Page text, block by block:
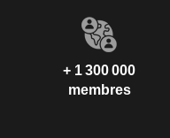
+ 1 300 000
membres